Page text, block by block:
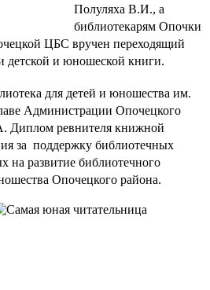
Полуляха В.И., а
библиотекарям Опочки
ЦБС вручен переходящий
детской и юношеской книги.
для детей и юношества им.
Администрации Опочецкого
Диплом ревнителя книжной
за поддержку библиотечных
на развитие библиотечного
Опочецкого района.